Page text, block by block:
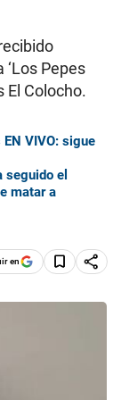
Pepes
El Colocho.
VIVO: sigue
el
matar a
en